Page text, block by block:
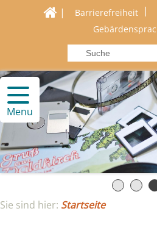
| Barrierefreiheit |
Menu
Sie sind hier: Startseite